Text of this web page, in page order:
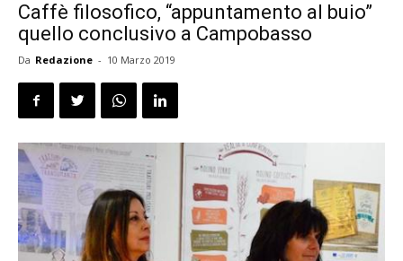
Caffè filosofico, “appuntamento al buio”
quello conclusivo a Campobasso
Da Redazione - 10 Marzo 2019